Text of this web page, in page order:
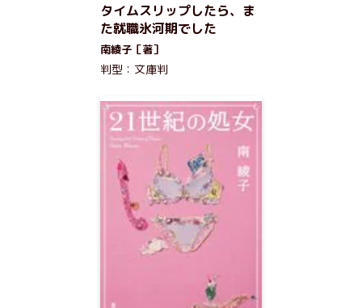
タイムスリップしたら、ま
た就職氷河期でした
南綾子［著］
判型：文庫判